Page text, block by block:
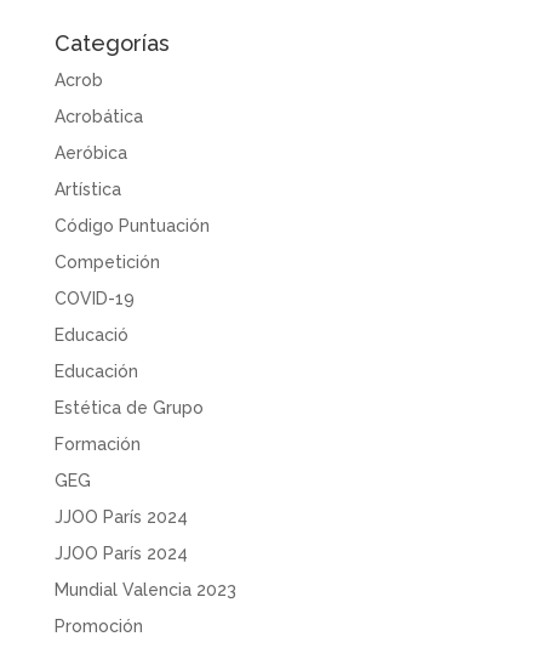
Categorías
Acrob
Acrobática
Aeróbica
Artística
Código Puntuación
Competición
COVID-19
Educació
Educación
Estética de Grupo
Formación
GEG
JJOO París 2024
JJOO París 2024
Mundial Valencia 2023
Promoción